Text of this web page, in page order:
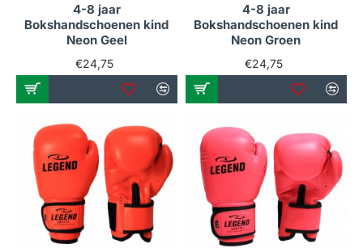
4-8 jaar
Bokshandschoenen kind
Neon Geel
€24,75
4-8 jaar
Bokshandschoenen kind
Neon Groen
€24,75